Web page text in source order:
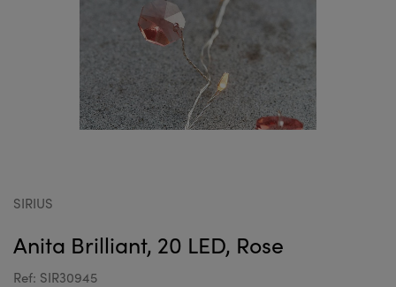
SIRIUS
Anita Brilliant, 20 LED, Rose
Ref: SIR30945